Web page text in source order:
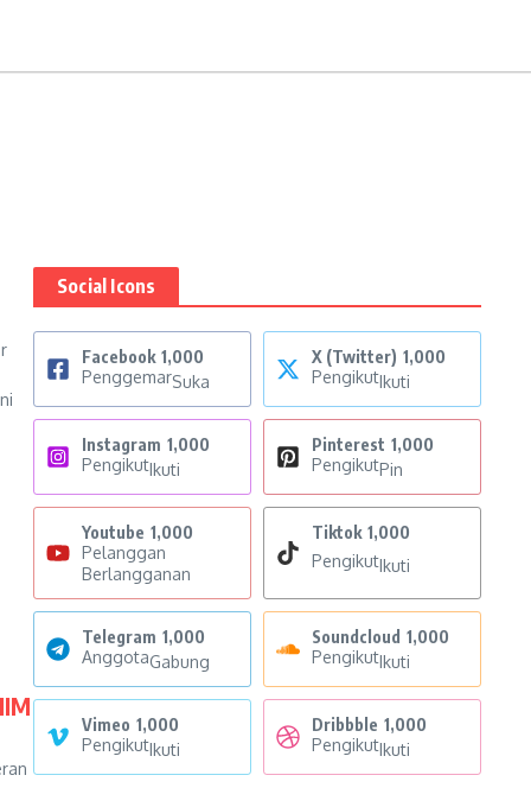
Social Icons
Facebook 1,000
PenggemarSuka
X (Twitter) 1,000
PengikutIkuti
Instagram 1,000
PengikutIkuti
Pinterest 1,000
PengikutPin
Youtube 1,000
Pelanggan
Berlangganan
Tiktok 1,000
PengikutIkuti
Telegram 1,000
AnggotaGabung
Soundcloud 1,000
PengikutIkuti
Vimeo 1,000
PengikutIkuti
Dribbble 1,000
PengikutIkuti